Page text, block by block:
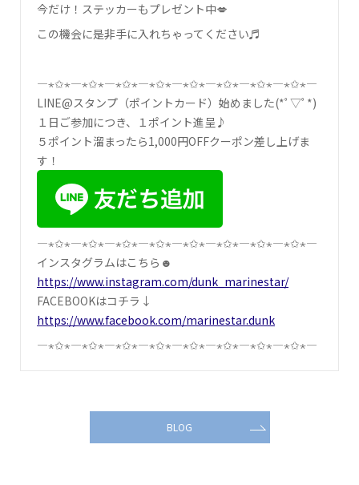
今だけ！ステッカーもプレゼント中💋
この機会に是非手に入れちゃってください♬
―⋆✩⋆―⋆✩⋆―⋆✩⋆―⋆✩⋆―⋆✩⋆―⋆✩⋆―⋆✩⋆―⋆✩⋆―
LINE@スタンプ（ポイントカード）始めました(*ﾟ▽ﾟ*)
１日ご参加につき、１ポイント進呈♪
５ポイント溜まったら1,000円OFFクーポン差し上げま
す！
―⋆✩⋆―⋆✩⋆―⋆✩⋆―⋆✩⋆―⋆✩⋆―⋆✩⋆―⋆✩⋆―⋆✩⋆―
インスタグラムはこちら☻
https://www.instagram.com/dunk_marinestar/
FACEBOOKはコチラ↓
https://www.facebook.com/marinestar.dunk
―⋆✩⋆―⋆✩⋆―⋆✩⋆―⋆✩⋆―⋆✩⋆―⋆✩⋆―⋆✩⋆―⋆✩⋆―
BLOG